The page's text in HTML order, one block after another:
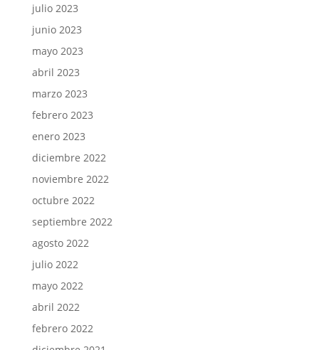
julio 2023
junio 2023
mayo 2023
abril 2023
marzo 2023
febrero 2023
enero 2023
diciembre 2022
noviembre 2022
octubre 2022
septiembre 2022
agosto 2022
julio 2022
mayo 2022
abril 2022
febrero 2022